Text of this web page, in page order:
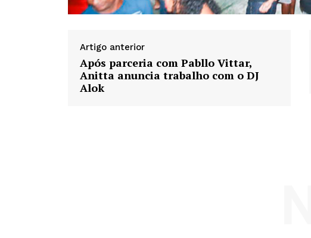
Artigo anterior
Após parceria com Pabllo Vittar,
Anitta anuncia trabalho com o DJ
Alok